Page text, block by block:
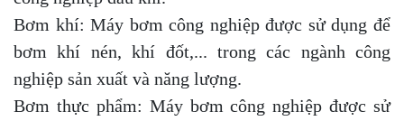
Bơm khí: Máy bơm công nghiệp được sử dụng để
bơm khí nén, khí đốt,... trong các ngành công
nghiệp sản xuất và năng lượng.
Bơm thực phẩm: Máy bơm công nghiệp được sử